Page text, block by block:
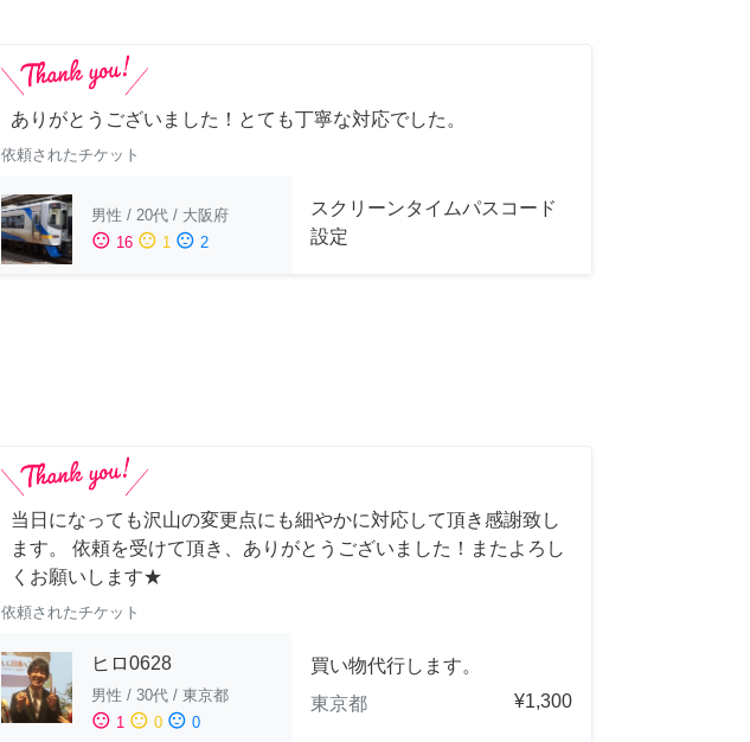
ありがとうございました！とても丁寧な対応でした。
依頼されたチケット
男性 / 20代 / 大阪府
sentiment_satisfied 16 sentiment_neutral 1 sentiment_dissatisfied 2
スクリーンタイムパスコード
設定
当日になっても沢山の変更点にも細やかに対応して頂き感謝致し
ます。 依頼を受けて頂き、ありがとうございました！またよろし
くお願いします★
依頼されたチケット
ヒロ0628
男性 / 30代 / 東京都
sentiment_satisfied 1 sentiment_neutral 0 sentiment_dissatisfied 0
買い物代行します。
東京都
¥1,300